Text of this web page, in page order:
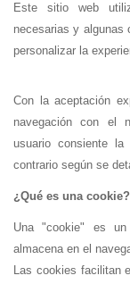
Este sitio web
necesarias y algunas
personalizar la
Con la aceptación
navegación con el
usuario consiente
contrario según se
¿Qué es una cookie?
Una "cookie" es
almacena en el
Las cookies facilitan